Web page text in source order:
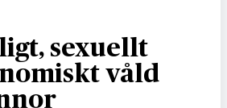
sexuellt
våld